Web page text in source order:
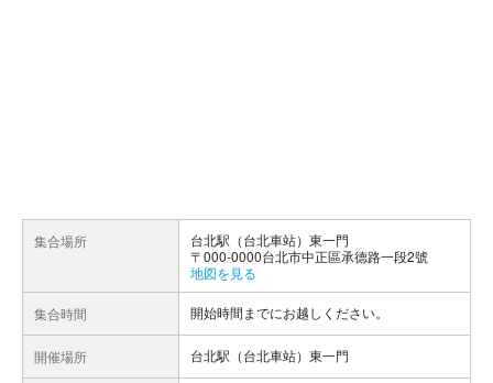
集合場所
台北駅（台北車站）東一門
〒000-0000台北市中正區承德路一段2號
地図を見る
集合時間 開始時間までにお越しください。
開催場所 台北駅（台北車站）東一門